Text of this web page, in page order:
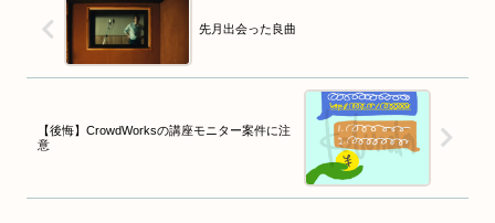
先月出会った良曲
【後悔】CrowdWorksの講座モニター案件に注
意